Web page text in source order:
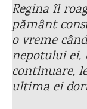
Regina îl
pământ
o vreme
nepotului ei,
continuare,
ultima ei